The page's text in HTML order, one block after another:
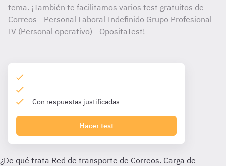
tema. ¡También te facilitamos varios test gratuitos de
Correos - Personal Laboral Indefinido Grupo Profesional
IV (Personal operativo) - OpositaTest!
Con respuestas justificadas
Hacer test